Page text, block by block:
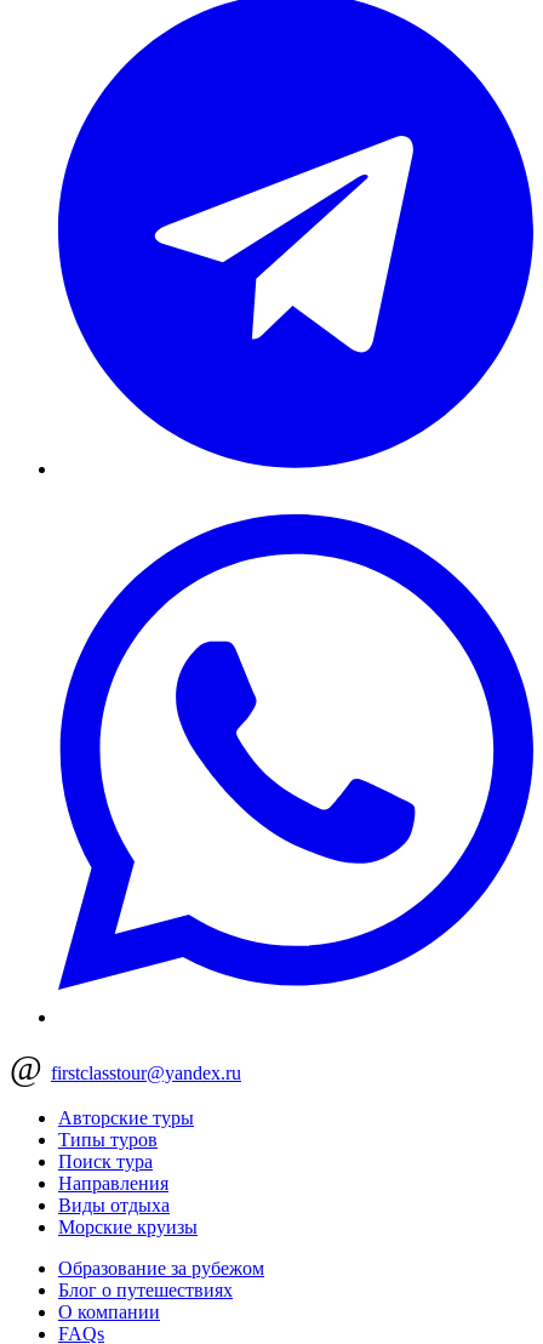
@ firstclasstour@yandex.ru
Авторские туры
Типы туров
Поиск тура
Направления
Виды отдыха
Морские круизы
Образование за рубежом
Блог о путешествиях
О компании
FAQs